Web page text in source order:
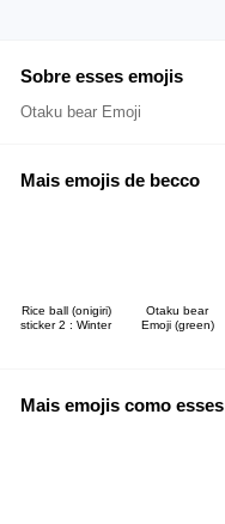
Sobre esses emojis
Otaku bear Emoji
Mais emojis de becco
Rice ball (onigiri)
sticker 2 : Winter
Otaku bear
Emoji (green)
Mais emojis como esses